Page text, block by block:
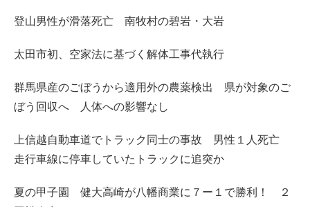
登山男性が滑落死亡 南牧村の碧岩・大岩
太田市初、空家法に基づく解体工事代執行
群馬県産のごぼうから適用外の農薬検出 県が対象のご
ぼう回収へ 人体への影響なし
上信越自動車道でトラック同士の事故 男性１人死亡
走行車線に停車していたトラックに追突か
夏の甲子園 健大高崎が八幡商業に７ー１で勝利！ ２